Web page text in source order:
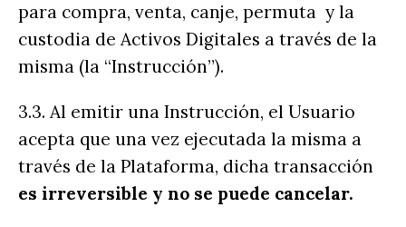
para compra, venta, canje, permuta y la
custodia de Activos Digitales a través de la
misma (la “Instrucción”).
3.3. Al emitir una Instrucción, el Usuario
acepta que una vez ejecutada la misma a
través de la Plataforma, dicha transacción
es irreversible y no se puede cancelar.